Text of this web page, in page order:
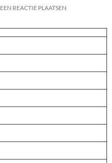
EEN REACTIE PLAATSEN